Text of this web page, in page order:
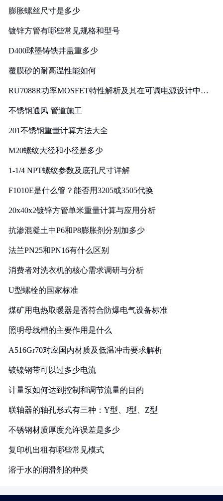
膨胀螺丝尺寸是多少
镀锌方管有哪些常见规格和型号
D400球墨铸铁井盖重多少
覆膜砂的耐高温性能如何
RU7088R功率MOSFET特性解析及其在可调电源设计中的
不锈钢通风 管道施工
201不锈钢重量计算方法大全
M20螺纹大径和小径是多少
1-1/4 NPT螺纹参数及底孔尺寸详解
F1010E是什么管？能否用3205或3505代换
20x40x2镀锌方管单米重量计算与应用分析
抗渗混凝土中P6和P8膨胀剂分别加多少
法兰PN25和PN16有什么区别
消费者对洗衣机的核心需求调研与分析
U型螺栓的国家标准
煤矿用电热取暖器是否符合防爆电气设备标准
照明母线槽的主要作用是什么
A516Gr70对应国内材质及低温冲击要求解析
镀镍钢带可以过多少电流
计量泵如何达到控制和调节流量的目的
联轴器的轴孔形式有三种：Y型、J型、Z型
不锈钢材质厚度允许误差是多少
复印机出租有哪些常见模式
溶于水的润滑剂的种类